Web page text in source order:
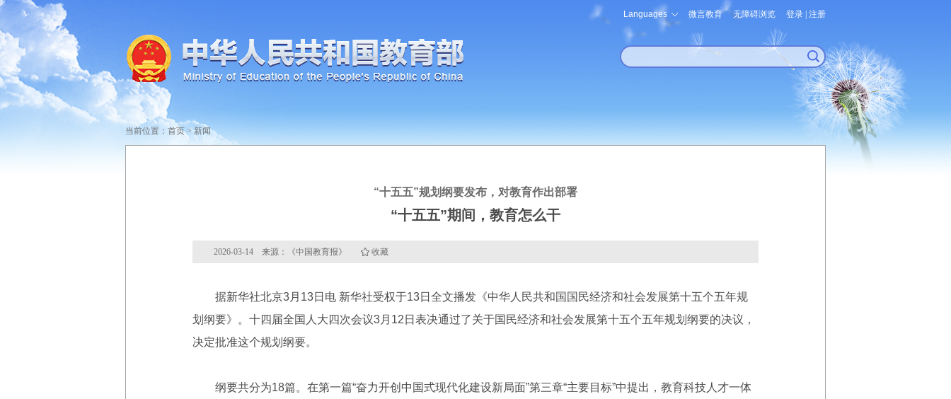
Languages 微言教育 无障碍浏览 登录 注册
当前位置： 首页>新闻
“十五五”规划纲要发布，对教育作出部署
“十五五”期间，教育怎么干
2026-03-14 来源：《中国教育报》 收藏
据新华社北京3月13日电 新华社受权于13日全文播发《中华人民共和国国民经济和社会发展第十五个五年规
划纲要》。十四届全国人大四次会议3月12日表决通过了关于国民经济和社会发展第十五个五年规划纲要的决议，
决定批准这个规划纲要。
纲要共分为18篇。在第一篇“奋力开创中国式现代化建设新局面”第三章“主要目标”中提出，教育科技人才一体